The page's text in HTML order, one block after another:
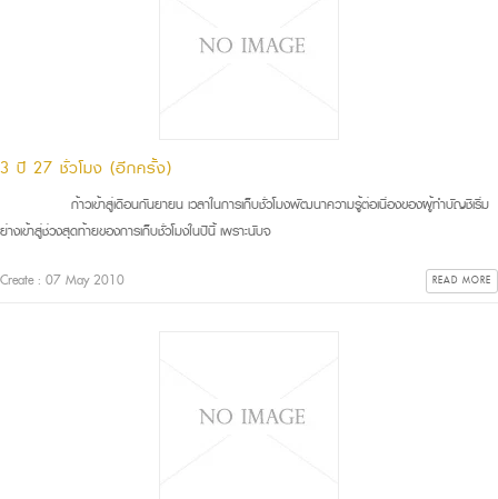
3 ปี 27 ชั่วโมง (อีกครั้ง)
ก้าวเข้าสู่เดือนกันยายน เวลาในการเก็บชั่วโมงพัฒนาความรู้ต่อเนื่องของผู้ทำบัญชีเริ่ม
ย่างเข้าสู่ช่วงสุดท้ายของการเก็บชั่วโมงในปีนี้ เพราะนับจ
Create : 07 May 2010 READ MORE